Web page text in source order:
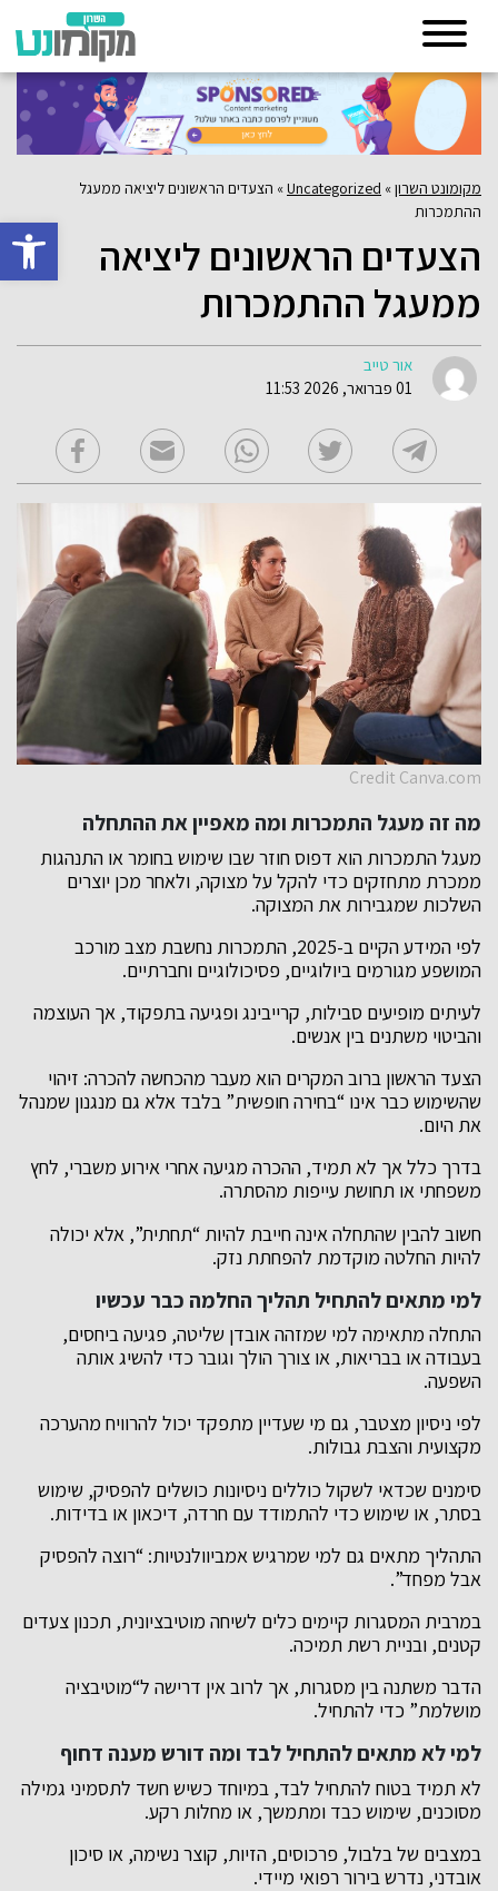
פתח
מקומונט השרון»
Uncategorized
» הצעדים הראשונים ליציאה ממעגל
ההתמכרות
הצעדים הראשונים ליציאה
ממעגל ההתמכרות
אור טייב
01 פברואר, 2026 11:53
Credit Canva.com
מה זה מעגל התמכרות ומה מאפיין את ההתחלה
מעגל התמכרות הוא דפוס חוזר שבו שימוש בחומר או התנהגות
ממכרת מתחזקים כדי להקל על מצוקה, ולאחר מכן יוצרים
השלכות שמגבירות את המצוקה.
לפי המידע הקיים ב-2025, התמכרות נחשבת מצב מורכב
המושפע מגורמים ביולוגיים, פסיכולוגיים וחברתיים.
לעיתים מופיעים סבילות, קרייבינג ופגיעה בתפקוד, אך העוצמה
והביטוי משתנים בין אנשים.
הצעד הראשון ברוב המקרים הוא מעבר מהכחשה להכרה: זיהוי
שהשימוש כבר אינו “בחירה חופשית” בלבד אלא גם מנגנון שמנהל
את היום.
בדרך כלל אך לא תמיד, ההכרה מגיעה אחרי אירוע משברי, לחץ
משפחתי או תחושת עייפות מהסתרה.
חשוב להבין שהתחלה אינה חייבת להיות “תחתית”, אלא יכולה
להיות החלטה מוקדמת להפחתת נזק.
למי מתאים להתחיל תהליך החלמה כבר עכשיו
התחלה מתאימה למי שמזהה אובדן שליטה, פגיעה ביחסים,
בעבודה או בבריאות, או צורך הולך וגובר כדי להשיג אותה
השפעה.
לפי ניסיון מצטבר, גם מי שעדיין מתפקד יכול להרוויח מהערכה
מקצועית והצבת גבולות.
סימנים שכדאי לשקול כוללים ניסיונות כושלים להפסיק, שימוש
בסתר, או שימוש כדי להתמודד עם חרדה, דיכאון או בדידות.
התהליך מתאים גם למי שמרגיש אמביוולנטיות: “רוצה להפסיק
אבל מפחד”.
במרבית המסגרות קיימים כלים לשיחה מוטיבציונית, תכנון צעדים
קטנים, ובניית רשת תמיכה.
הדבר משתנה בין מסגרות, אך לרוב אין דרישה ל“מוטיבציה
מושלמת” כדי להתחיל.
למי לא מתאים להתחיל לבד ומה דורש מענה דחוף
לא תמיד בטוח להתחיל לבד, במיוחד כשיש חשד לתסמיני גמילה
מסוכנים, שימוש כבד ומתמשך, או מחלות רקע.
במצבים של בלבול, פרכוסים, הזיות, קוצר נשימה, או סיכון
אובדני, נדרש בירור רפואי מיידי.